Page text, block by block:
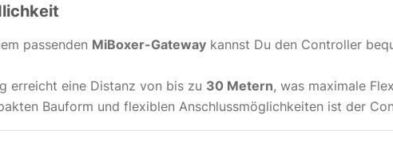
passenden MiBoxer-Gateway kannst Du den Controller
erreicht eine Distanz von bis zu 30 Metern, was maximale
Bauform und flexiblen Anschlussmöglichkeiten ist der